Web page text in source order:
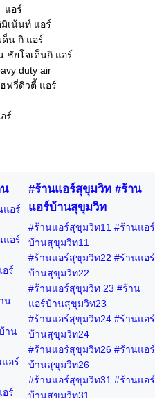
แอร์
เน้นท์ แอร์
ด็น กิ แอร์
ชัยโจเด็นกิ แอร์
duty air
ฟวี่ดิวตี้ แอร์
ร์
แอร์
แอร์
ร์
น
าน
อร์
ร์
#ร้านแอร์สุขุมวิท #ร้าน
แอร์บ้านสุขุมวิท
#ร้านแอร์สุขุมวิท11 #ร้านแอร์
บ้านสุขุมวิท11
#ร้านแอร์สุขุมวิท22 #ร้านแอร์
บ้านสุขุมวิท22
#ร้านแอร์สุขุมวิท 23 #ร้าน
แอร์บ้านสุขุมวิท23
#ร้านแอร์สุขุมวิท24 #ร้านแอร์
บ้านสุขุมวิท24
#ร้านแอร์สุขุมวิท26 #ร้านแอร์
บ้านสุขุมวิท26
#ร้านแอร์สุขุมวิท31 #ร้านแอร์
บ้านสุขุมวิท31